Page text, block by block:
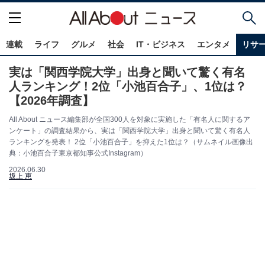
連載 ライフ グルメ 社会 IT・ビジネス エンタメ リサ
実は「関西学院大学」出身と聞いて驚く有名
人ランキング！2位「小池百合子」、1位は？
【2026年調査】
All About ニュース編集部が全国300人を対象に実施した「有名人に関するア
ンケート」の調査結果から、実は「関西学院大学」出身と聞いて驚く有名人
ランキングを発表！ 2位「小池百合子」を抑えた1位は？（サムネイル画像出
典：小池百合子東京都知事公式Instagram）
2026.06.30
坂上 恵